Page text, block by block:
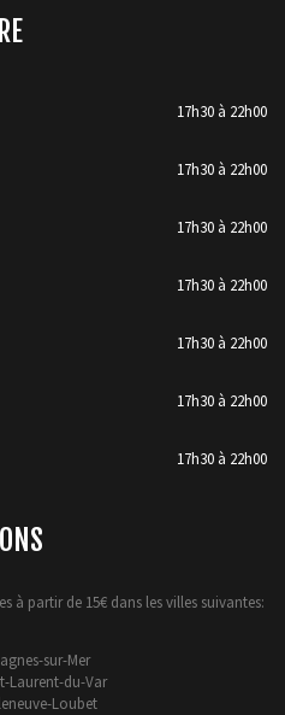
17h30 à 22h00
17h30 à 22h00
17h30 à 22h00
17h30 à 22h00
17h30 à 22h00
17h30 à 22h00
17h30 à 22h00
à partir de 15€ dans les villes suivantes:
sur-Mer
Laurent-du-Var
Loubet